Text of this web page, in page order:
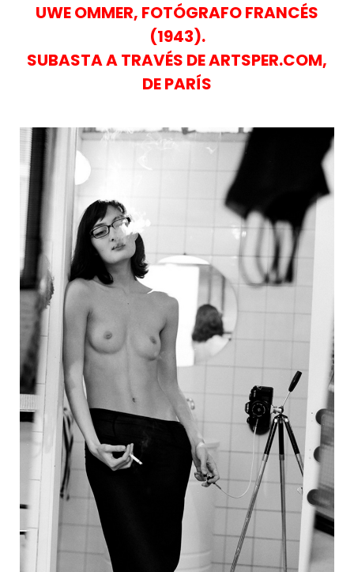
UWE OMMER, FOTÓGRAFO FRANCÉS
(1943).
SUBASTA A TRAVÉS DE ARTSPER.COM,
DE PARÍS